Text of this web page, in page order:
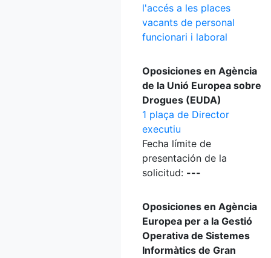
l'accés a les places
vacants de personal
funcionari i laboral
Oposiciones en Agència
de la Unió Europea sobre
Drogues (EUDA)
1 plaça de Director
executiu
Fecha límite de
presentación de la
solicitud: ---
Oposiciones en Agència
Europea per a la Gestió
Operativa de Sistemes
Informàtics de Gran